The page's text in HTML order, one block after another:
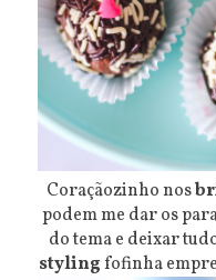
Coraçãozinho nos
podem me dar os
do tema e deixar
stylingfofinha